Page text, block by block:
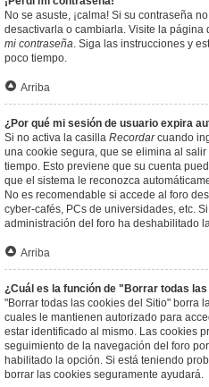
No se asuste, ¡calma! Si su contraseña
desactivarla o cambiarla. Visite la página
mi contraseña. Siga las instrucciones y
poco tiempo.
Arriba
¿Por qué mi sesión de usuario expira
Si no activa la casilla Recordarcuando
una cookie segura, que se elimina al
tiempo. Esto previene que su cuenta
que el sistema le reconozca
No es recomendable si accede al foro
cyber-cafés, PCs de universidades, etc.
administración del foro ha deshabilitado
Arriba
¿Cuál es la función de "Borrar todas
"Borrar todas las cookies del Sitio" borra
cuales le mantienen autorizado para
estar identificado al mismo. Las cookies
seguimiento de la navegación del foro
habilitado la opción. Si está teniendo
borrar las cookies seguramente ayudará.